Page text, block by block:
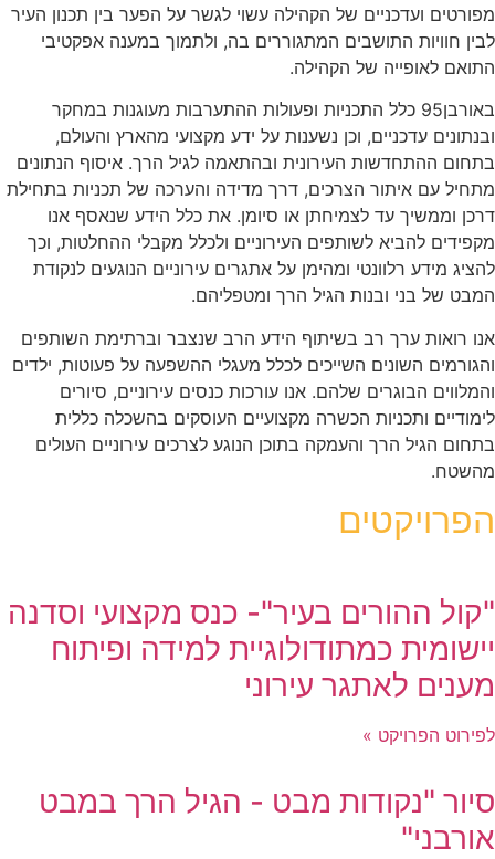
מפורטים ועדכניים של הקהילה עשוי לגשר על הפער בין תכנון העיר
לבין חוויות התושבים המתגוררים בה, ולתמוך במענה אפקטיבי
התואם לאופייה של הקהילה.
באורבן95 כלל התכניות ופעולות ההתערבות מעוגנות במחקר
ובנתונים עדכניים, וכן נשענות על ידע מקצועי מהארץ והעולם,
בתחום ההתחדשות העירונית ובהתאמה לגיל הרך. איסוף הנתונים
מתחיל עם איתור הצרכים, דרך מדידה והערכה של תכניות בתחילת
דרכן וממשיך עד לצמיחתן או סיומן. את כלל הידע שנאסף אנו
מקפידים להביא לשותפים העירוניים ולכלל מקבלי ההחלטות, וכך
להציג מידע רלוונטי ומהימן על אתגרים עירוניים הנוגעים לנקודת
המבט של בני ובנות הגיל הרך ומטפליהם.
אנו רואות ערך רב בשיתוף הידע הרב שנצבר וברתימת השותפים
והגורמים השונים השייכים לכלל מעגלי ההשפעה על פעוטות, ילדים
והמלווים הבוגרים שלהם. אנו עורכות כנסים עירוניים, סיורים
לימודיים ותכניות הכשרה מקצועיים העוסקים בהשכלה כללית
בתחום הגיל הרך והעמקה בתוכן הנוגע לצרכים עירוניים העולים
מהשטח.
הפרויקטים
"קול ההורים בעיר"- כנס מקצועי וסדנה
יישומית כמתודולוגיית למידה ופיתוח
מענים לאתגר עירוני
לפירוט הפרויקט »
סיור "נקודות מבט - הגיל הרך במבט
אורבני"